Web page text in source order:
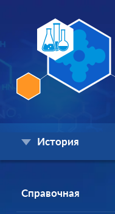
История
Справочная